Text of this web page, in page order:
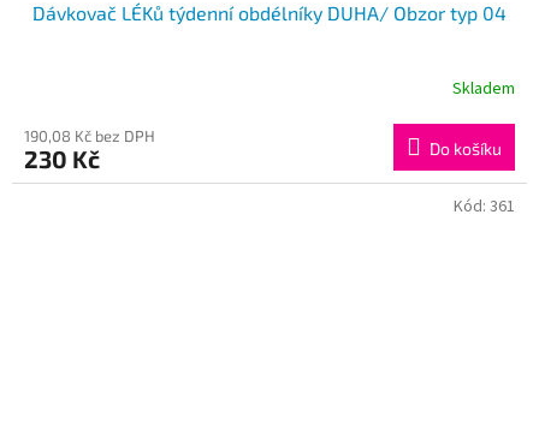
Dávkovač LÉKů týdenní obdélníky DUHA/ Obzor typ 04
Skladem
190,08 Kč bez DPH
230 Kč Do košíku
Kód: 361